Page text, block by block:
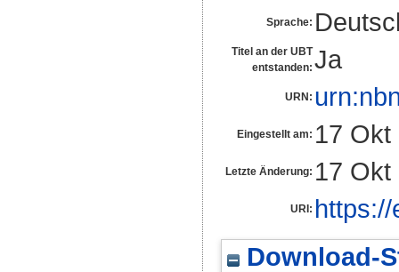
Sprache:
Titel an der UBT
entstanden: Ja
URN:
Eingestellt am: 17 Okt
Letzte Änderung: 17 Okt
URI:
Download-